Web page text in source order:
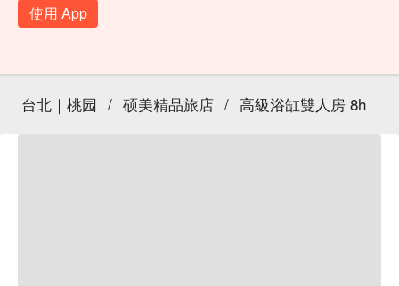
使用 App
台北｜桃园 / 硕美精品旅店 / 高級浴缸雙人房 8h